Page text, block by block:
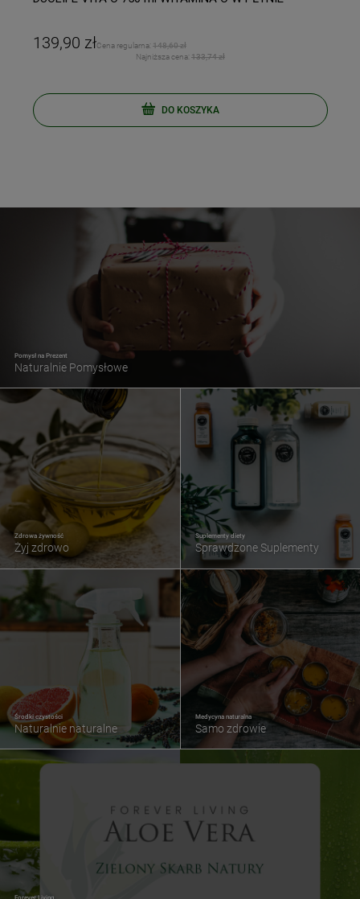
139,90 złCena regularna: 148,60 zł
Najniższa cena: 133,74 zł
DO KOSZYKA
Pomysł na Prezent
Naturalnie Pomysłowe
Zdrowa żywność
Żyj zdrowo
Suplementy diety
Sprawdzone Suplementy
Forever Living
Środki czystości
Naturalnie naturalne
Medycyna naturalna
Samo zdrowie